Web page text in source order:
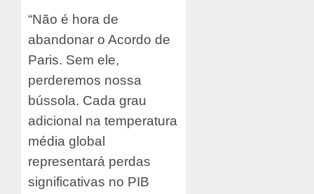
“Não é hora de
abandonar o Acordo de
Paris. Sem ele,
perderemos nossa
bússola. Cada grau
adicional na temperatura
média global
representará perdas
significativas no PIB